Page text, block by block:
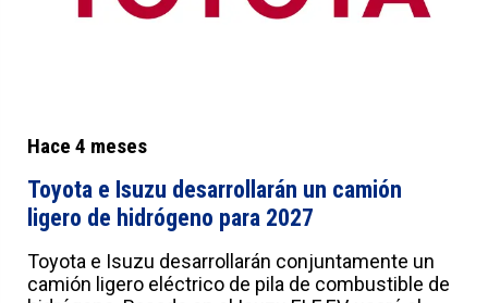
Hace 4 meses
Toyota e Isuzu desarrollarán un camión
ligero de hidrógeno para 2027
Toyota e Isuzu desarrollarán conjuntamente un
camión ligero eléctrico de pila de combustible de